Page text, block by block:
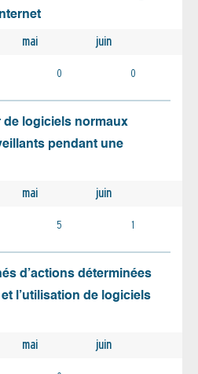
mai juin
0 0
de logiciels normaux
pendant une
mai juin
5 1
d’actions déterminées
l’utilisation de logiciels
mai juin